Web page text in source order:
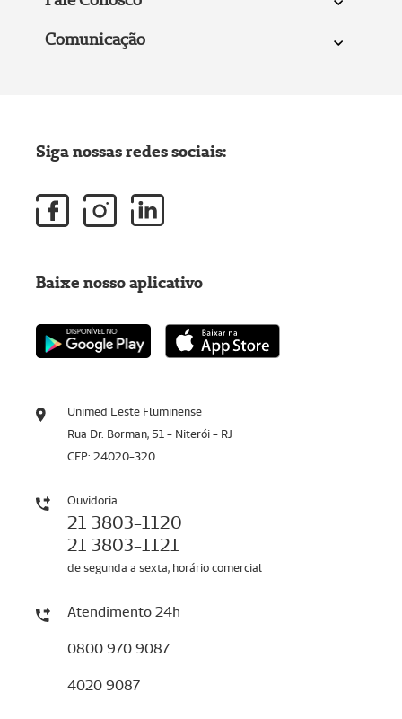
Comunicação
Unimed Leste Fluminense
Rua Dr. Borman, 51 - Niterói - RJ
CEP: 24020-320
Ouvidoria
21 3803-1120
21 3803-1121
de segunda a sexta, horário comercial
Atendimento 24h
0800 970 9087
4020 9087
Siga nossas redes sociais:
Baixe nosso aplicativo